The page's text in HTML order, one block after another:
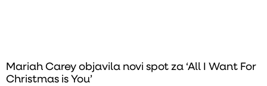
Mariah Carey objavila novi spot za ‘All I Want For
Christmas is You’